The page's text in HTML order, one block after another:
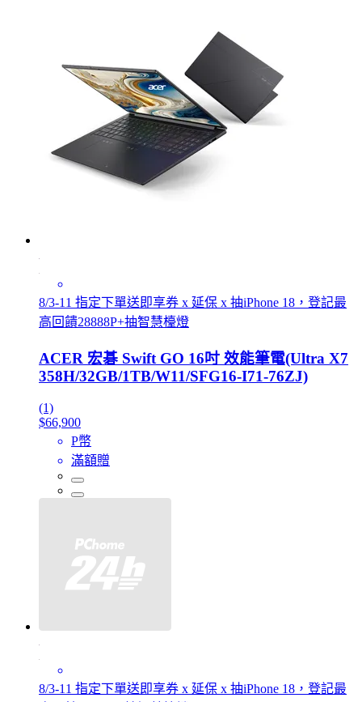
8/3-11 指定下單送即享券 x 延保 x 抽iPhone 18，登記最
高回饋28888P+抽智慧檯燈
ACER 宏碁 Swift GO 16吋 效能筆電(Ultra X7
358H/32GB/1TB/W11/SFG16-I71-76ZJ)
(1)
$66,900
P幣
滿額贈
8/3-11 指定下單送即享券 x 延保 x 抽iPhone 18，登記最